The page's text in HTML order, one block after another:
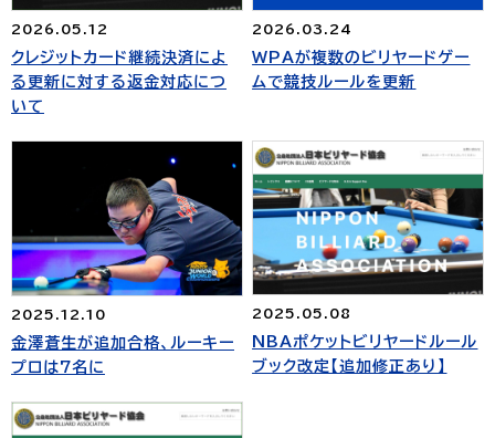
2026.05.12
クレジットカード継続決済によ
る更新に対する返金対応につ
いて
2026.03.24
WPAが複数のビリヤードゲー
ムで競技ルールを更新
2025.12.10
金澤蒼生が追加合格、ルーキー
プロは7名に
2025.05.08
NBAポケットビリヤードルール
ブック改定【追加修正あり】